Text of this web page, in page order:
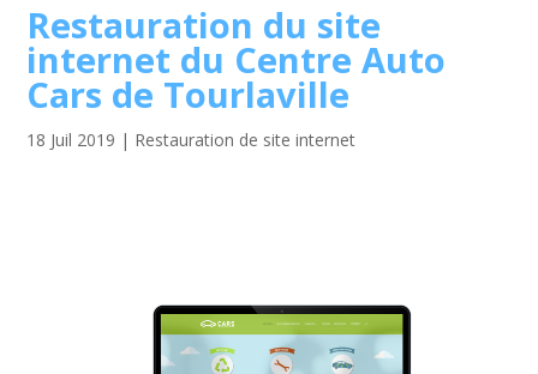
Restauration du site
internet du Centre Auto
Cars de Tourlaville
18 Juil 2019 | Restauration de site internet